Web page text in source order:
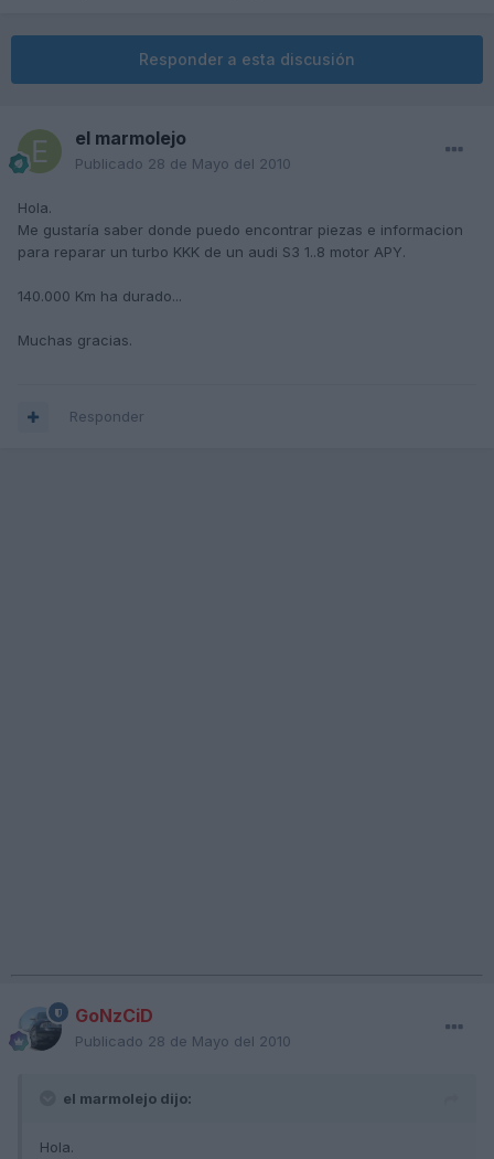
Responder a esta discusión
el marmolejo
Publicado 28 de Mayo del 2010
Hola.
Me gustaría saber donde puedo encontrar piezas e informacion
para reparar un turbo KKK de un audi S3 1..8 motor APY.
140.000 Km ha durado...
Muchas gracias.
Responder
GoNzCiD
Publicado 28 de Mayo del 2010
el marmolejo dijo:
Hola.